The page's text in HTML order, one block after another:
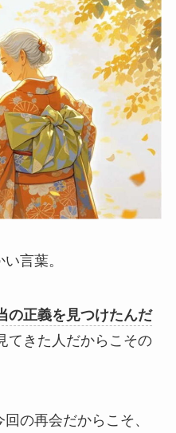
言葉。
の正義を見つけたんだ
きた人だからこその
の再会だからこそ、